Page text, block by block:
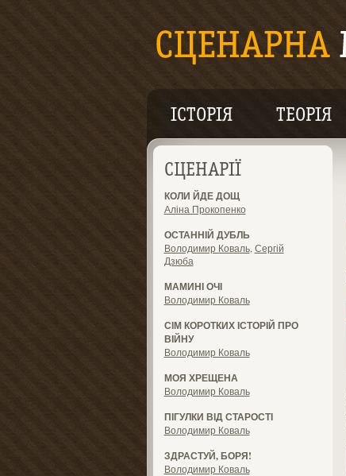
ІСТОРІЯ ТЕОРІЯ
СЦЕНАРІЇ
КОЛИ ЙДЕ ДОЩ
Аліна Прокопенко
ОСТАННІЙ ДУБЛЬ
Володимир Коваль, Сергій
Дзюба
МАМИНІ ОЧІ
Володимир Коваль
СІМ КОРОТКИХ ІСТОРІЙ ПРО
ВІЙНУ
Володимир Коваль
МОЯ ХРЕЩЕНА
Володимир Коваль
ПІГУЛКИ ВІД СТАРОСТІ
Володимир Коваль
ЗДРАСТУЙ, БОРЯ!
Володимир Коваль